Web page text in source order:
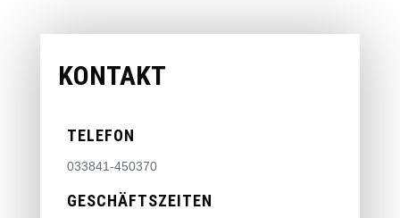
KONTAKT
TELEFON
033841-450370
GESCHÄFTSZEITEN